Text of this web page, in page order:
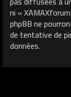
ni «
phpBB ne
de tentative de
données.